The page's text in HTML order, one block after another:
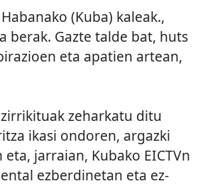
(Kuba) kaleak.,
berak. Gazte talde bat, huts
eta apatien artean,
zeharkatu ditu
ikasi ondoren, argazki
jarraian, Kubako EICTVn
ezberdinetan eta ez-